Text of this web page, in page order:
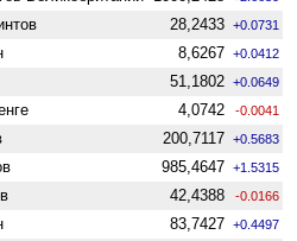
28,2433 +0.0731
8,6267 +0.0412
51,1802 +0.0649
4,0742 -0.0041
200,7117 +0.5683
985,4647 +1.5315
42,4388 -0.0166
83,7427 +0.4497